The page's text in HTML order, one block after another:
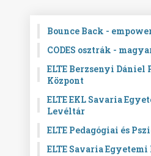
Bounce Back -
CODES osztrák -
ELTE Berzsenyi Dániel
Központ
ELTE EKL Savaria
Levéltár
ELTE Pedagógiai és
ELTE Savaria